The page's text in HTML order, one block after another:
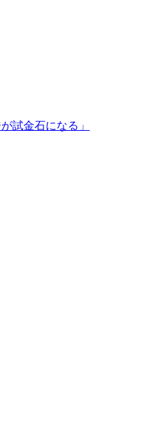
試金石になる」